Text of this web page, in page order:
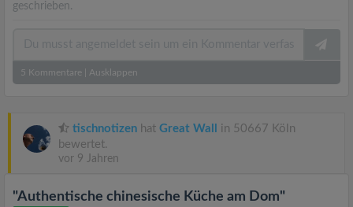
geschrieben.
5 Kommentare Ausklappen
tischnotizen hat Great Wall
in 50667 Köln
bewertet.
vor 9 Jahren
"Authentische chinesische Küche am Dom"